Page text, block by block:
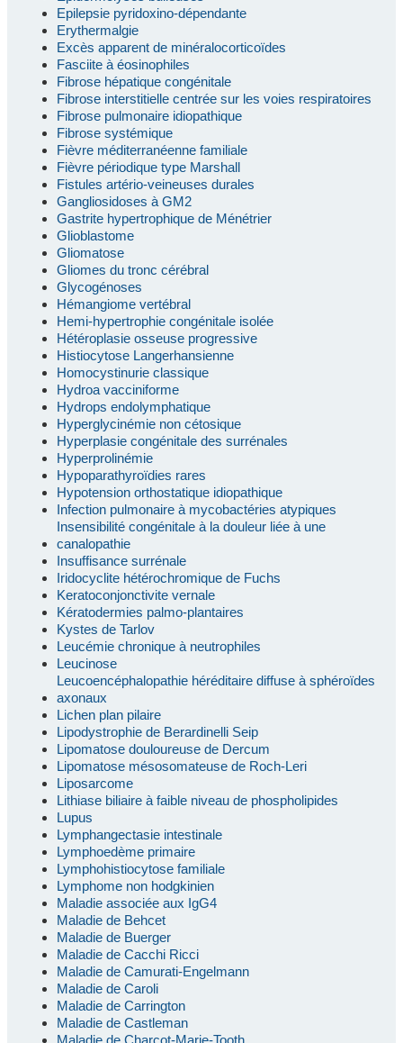
Epilepsie pyridoxino-dépendante
Erythermalgie
Excès apparent de minéralocorticoïdes
Fasciite à éosinophiles
Fibrose hépatique congénitale
Fibrose interstitielle centrée sur les voies respiratoires
Fibrose pulmonaire idiopathique
Fibrose systémique
Fièvre méditerranéenne familiale
Fièvre périodique type Marshall
Fistules artério-veineuses durales
Gangliosidoses à GM2
Gastrite hypertrophique de Ménétrier
Glioblastome
Gliomatose
Gliomes du tronc cérébral
Glycogénoses
Hémangiome vertébral
Hemi-hypertrophie congénitale isolée
Hétéroplasie osseuse progressive
Histiocytose Langerhansienne
Homocystinurie classique
Hydroa vacciniforme
Hydrops endolymphatique
Hyperglycinémie non cétosique
Hyperplasie congénitale des surrénales
Hyperprolinémie
Hypoparathyroïdies rares
Hypotension orthostatique idiopathique
Infection pulmonaire à mycobactéries atypiques
Insensibilité congénitale à la douleur liée à une
canalopathie
Insuffisance surrénale
Iridocyclite hétérochromique de Fuchs
Keratoconjonctivite vernale
Kératodermies palmo-plantaires
Kystes de Tarlov
Leucémie chronique à neutrophiles
Leucinose
Leucoencéphalopathie héréditaire diffuse à sphéroïdes
axonaux
Lichen plan pilaire
Lipodystrophie de Berardinelli Seip
Lipomatose douloureuse de Dercum
Lipomatose mésosomateuse de Roch-Leri
Liposarcome
Lithiase biliaire à faible niveau de phospholipides
Lupus
Lymphangectasie intestinale
Lymphoedème primaire
Lymphohistiocytose familiale
Lymphome non hodgkinien
Maladie associée aux IgG4
Maladie de Behcet
Maladie de Buerger
Maladie de Cacchi Ricci
Maladie de Camurati-Engelmann
Maladie de Caroli
Maladie de Carrington
Maladie de Castleman
Maladie de Charcot-Marie-Tooth